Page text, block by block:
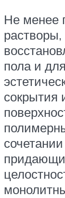
Не менее
пола и
сокрытия